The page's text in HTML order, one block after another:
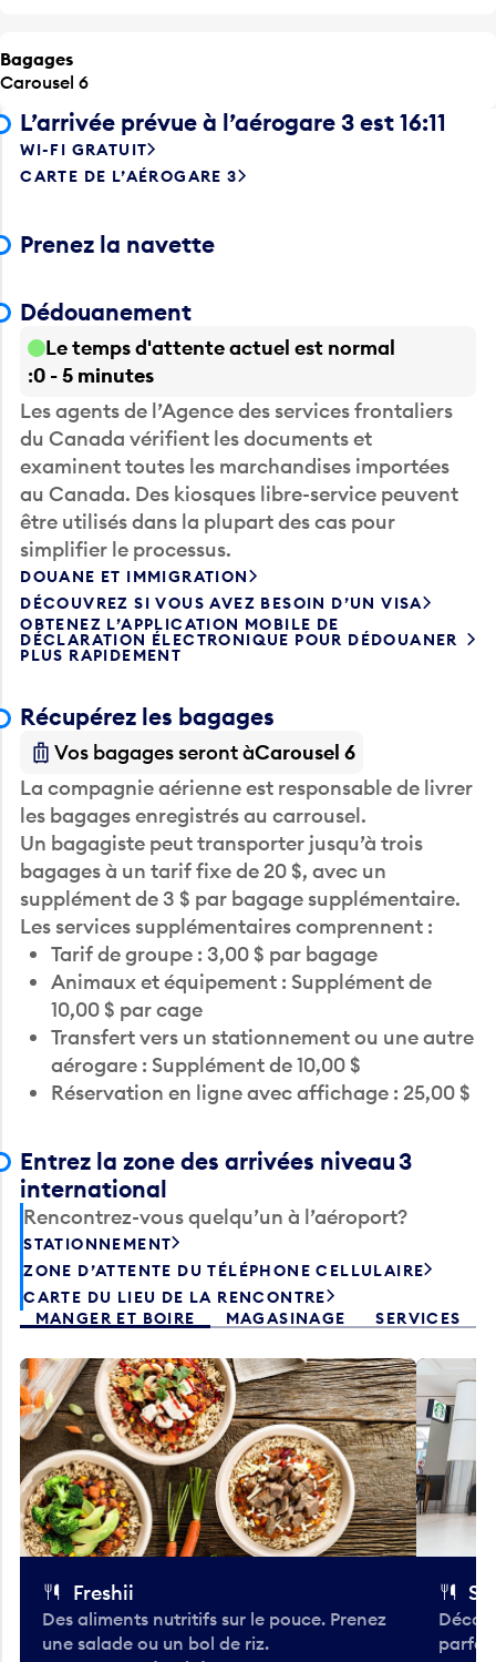
Bagages
Carousel 6
L’arrivée prévue à l’aérogare 3 est 16:11
WI-FI GRATUIT
CARTE DE L’AÉROGARE 3
Prenez la navette
Dédouanement
Le temps d'attente actuel est normal
0 - 5 minutes
Les agents de l’Agence des services frontaliers
du Canada vérifient les documents et
examinent toutes les marchandises importées
au Canada. Des kiosques libre-service peuvent
être utilisés dans la plupart des cas pour
simplifier le processus.
DOUANE ET IMMIGRATION
DÉCOUVREZ SI VOUS AVEZ BESOIN D’UN VISA
OBTENEZ L’APPLICATION MOBILE DE
DÉCLARATION ÉLECTRONIQUE POUR DÉDOUANER
PLUS RAPIDEMENT
Récupérez les bagages
Vos bagages seront àCarousel 6
La compagnie aérienne est responsable de livrer
les bagages enregistrés au carrousel.
Un bagagiste peut transporter jusqu’à trois
bagages à un tarif fixe de 20 $, avec un
supplément de 3 $ par bagage supplémentaire.
Les services supplémentaires comprennent :
Tarif de groupe : 3,00 $ par bagage
Animaux et équipement : Supplément de
10,00 $ par cage
Transfert vers un stationnement ou une autre
aérogare : Supplément de 10,00 $
Réservation en ligne avec affichage : 25,00 $
Entrez la zone des arrivées niveau 3
international
Rencontrez-vous quelqu’un à l’aéroport?
STATIONNEMENT
ZONE D’ATTENTE DU TÉLÉPHONE CELLULAIRE
CARTE DU LIEU DE LA RENCONTRE
MANGER ET BOIRE
MAGASINAGE SERVICES
Freshii
Des aliments nutritifs sur le pouce. Prenez
une salade ou un bol de riz.